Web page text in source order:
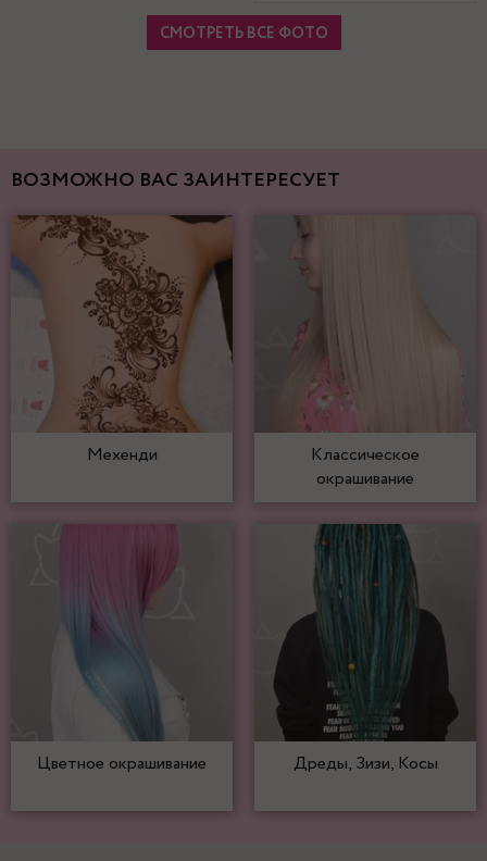
СМОТРЕТЬ ВСЕ ФОТО
ВОЗМОЖНО ВАС ЗАИНТЕРЕСУЕТ
Мехенди
Классическое
окрашивание
Цветное окрашивание Дреды, Зизи, Косы